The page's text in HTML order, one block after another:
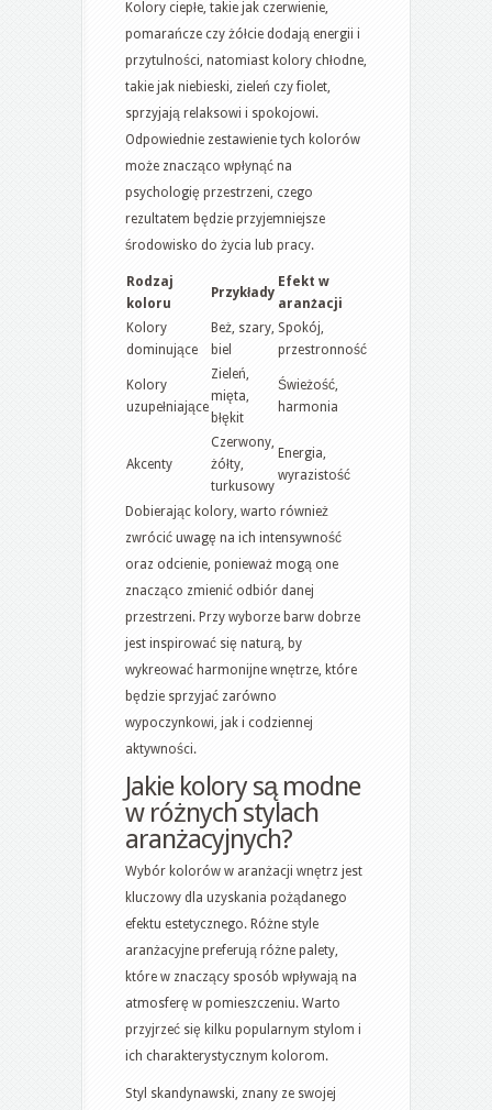
Kolory ciepłe, takie jak czerwienie,
pomarańcze czy żółcie dodają energii i
przytulności, natomiast kolory chłodne,
takie jak niebieski, zieleń czy fiolet,
sprzyjają relaksowi i spokojowi.
Odpowiednie zestawienie tych kolorów
może znacząco wpłynąć na
psychologię przestrzeni, czego
rezultatem będzie przyjemniejsze
środowisko do życia lub pracy.
Rodzaj
koloru
Przykłady
Efekt w
aranżacji
Kolory
dominujące
Beż, szary,
biel
Spokój,
przestronność
Kolory
uzupełniające
Zieleń,
mięta,
błękit
Świeżość,
harmonia
Akcenty
Czerwony,
żółty,
turkusowy
Energia,
wyrazistość
Dobierając kolory, warto również
zwrócić uwagę na ich intensywność
oraz odcienie, ponieważ mogą one
znacząco zmienić odbiór danej
przestrzeni. Przy wyborze barw dobrze
jest inspirować się naturą, by
wykreować harmonijne wnętrze, które
będzie sprzyjać zarówno
wypoczynkowi, jak i codziennej
aktywności.
Jakie kolory są modne
w różnych stylach
aranżacyjnych?
Wybór kolorów w aranżacji wnętrz jest
kluczowy dla uzyskania pożądanego
efektu estetycznego. Różne style
aranżacyjne preferują różne palety,
które w znaczący sposób wpływają na
atmosferę w pomieszczeniu. Warto
przyjrzeć się kilku popularnym stylom i
ich charakterystycznym kolorom.
Styl skandynawski, znany ze swojej